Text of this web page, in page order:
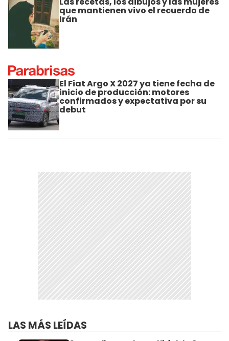
que mantienen vivo el recuerdo de
Irán
El Fiat Argo X 2027 ya tiene fecha de
inicio de producción: motores
confirmados y expectativa por su
debut
LAS MÁS LEÍDAS